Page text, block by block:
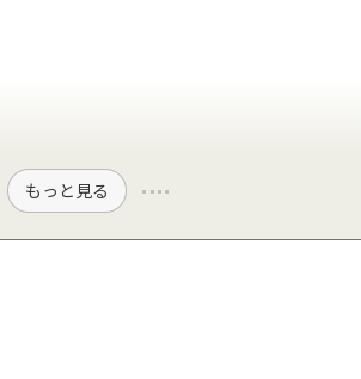
もっと見る